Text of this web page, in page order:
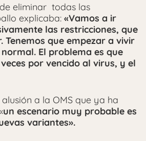
eliminar todas las
explicaba: «Vamos a ir
las restricciones, que
Tenemos que empezar a vivir
El problema es que
por vencido al virus, y el
a la OMS que ya ha
un escenario muy probable es
variantes».